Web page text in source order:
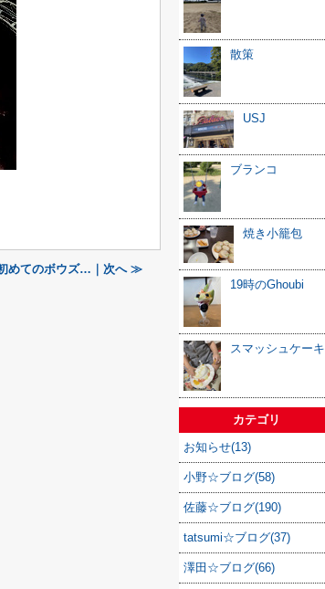
めてのボウズ…｜次へ ≫
散策
USJ
ブランコ
焼き小籠包
19時のGhoubi
スマッシュケーキ
カテゴリ
お知らせ(13)
小野☆ブログ(58)
佐藤☆ブログ(190)
tatsumi☆ブログ(37)
澤田☆ブログ(66)